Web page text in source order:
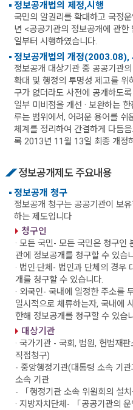
정보공개법의 제정,시행
국민의 알권리를 확대하고 국정
년 <공공기관의 정보공개에 관한
일부터 시행하였습니다.
정보공개법의 개정
정보공개 대상기관 중 공공기관
확대 및 행정의 투명성 제고를 위
구가 없더라도 사전에 공개하도
일부 미비점을 개선 · 보완하는
루는 범위에서, 어려운 용어를 쉬
체계를 정리하여 간결하게 다듬
록 2013년 11월 13일 최종 개정
정보공개제도 주요내용
정보공개 청구
정보공개 청구는 공공기관이 보
하는 제도입니다
청구인
· 모든 국민- 모든 국민은 청구인
관에 정보공개를 청구할 수 있습
· 법인·단체 - 법인과 단체의 경우
개를 청구할 수 있습니다.
· 외국인- 국내에 일정한 주소를
일시적으로 체류하는자, 국내에
한해 정보공개를 청구할 수 있습
대상기관
· 국가기관 - 국회, 법원, 헌법재
직접청구)
- 중앙행정기관(대통령 소속 기
소속 기관
- 「행정기관 소속 위원회의 설
· 지방자치단체 - 「공공기관의